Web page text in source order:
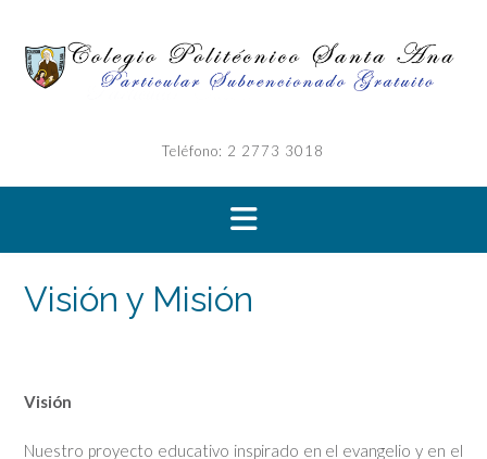
contenido
Teléfono: 2 2773 3018
Visión y Misión
Visión
Nuestro proyecto educativo inspirado en el evangelio y en el